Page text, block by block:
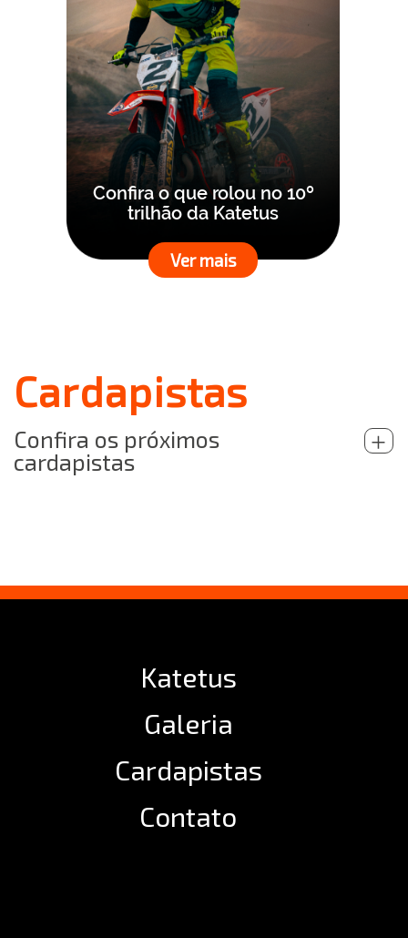
Confira o que rolou no 10º
trilhão da Katetus
Ver mais
Cardapistas
Confira os próximos
cardapistas
+
Katetus
Galeria
Cardapistas
Contato